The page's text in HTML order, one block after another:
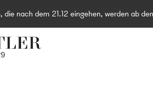
nach dem 21.12 eingehen, werden ab